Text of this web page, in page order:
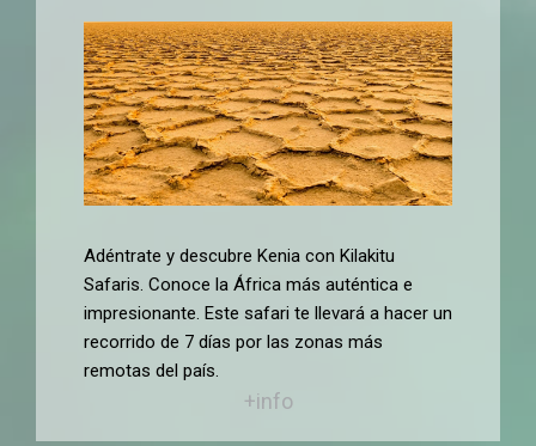
Adéntrate y descubre Kenia con Kilakitu
Safaris. Conoce la África más auténtica e
impresionante. Este safari te llevará a hacer un
recorrido de 7 días por las zonas más
remotas del país.
+info